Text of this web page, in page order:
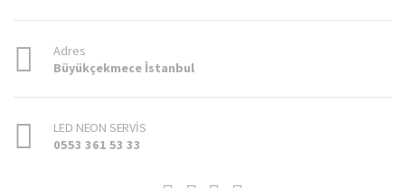
Adres
Büyükçekmece İstanbul
LED NEON SERVİS
0553 361 53 33